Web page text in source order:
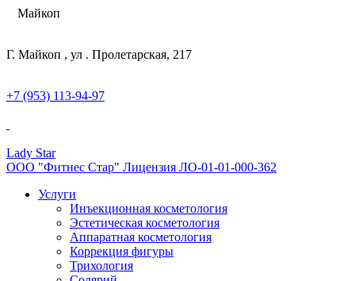
Майкоп
Г. Майкоп , ул . Пролетарская, 217
+7 (953) 113-94-97
Lady Star
ООО "Фитнес Стар" Лицензия ЛО-01-01-000-362
Услуги
Инъекционная косметология
Эстетическая косметология
Аппаратная косметология
Коррекция фигуры
Трихология